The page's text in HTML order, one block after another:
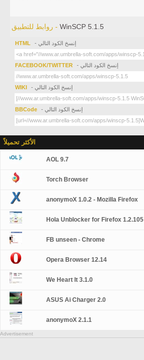
روابط للتطبيق -WinSCP 5.1.5
HTML - إنسخ الكود التالي
FACEBOOK/TWITTER - إنسخ الكود التالي
WIKI - إنسخ الكود التالي
BBCode - إنسخ الكود التالي
الأكثر تحميلاً
AOL 9.7
Torch Browser
anonymoX 1.0.2 - Mozilla Firefox
Hola Unblocker for Firefox 1.2.105
FB unseen - Chrome
Opera Browser 12.14
We Heart It 3.1.0
ASUS Ai Charger 2.0
anonymoX 2.1.1
Advertisement